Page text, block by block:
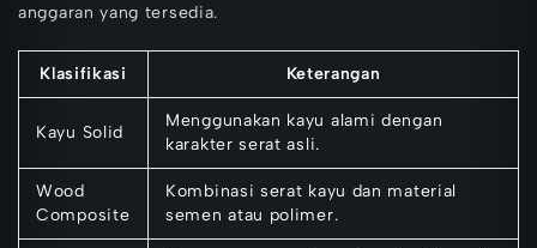
anggaran yang tersedia.
Klasifikasi Keterangan
Kayu Solid
Menggunakan kayu alami dengan
karakter serat asli.
Wood
Composite
Kombinasi serat kayu dan material
semen atau polimer.